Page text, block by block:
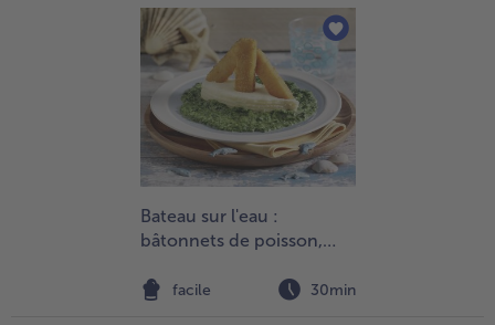
Bateau sur l'eau :
bâtonnets de poisson,
terre et épinards
facile 30min